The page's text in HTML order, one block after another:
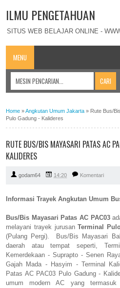
ILMU PENGETAHUAN
SITUS WEB BELAJAR ONLINE -
MENU
Home »Angkutan Umum Jakarta » Rute Bus/
Pulo Gadung - Kalideres
RUTE BUS/BIS MAYASARI PATAS AC
KALIDERES
godam64 14:20 Komentari
Informasi Trayek Angkutan Umum
Bus/Bis Mayasari Patas AC PAC03
melayani trayek jurusanTerminal
(Pulang Pergi). Bus/Bis Mayasari
daerah atau tempat seperti,
Kemerdekaan - Suprapto - Senen
Gajah Mada - Hasyim - Terminal
Patas AC PAC03 Pulo Gadung -
umum modern AC yang